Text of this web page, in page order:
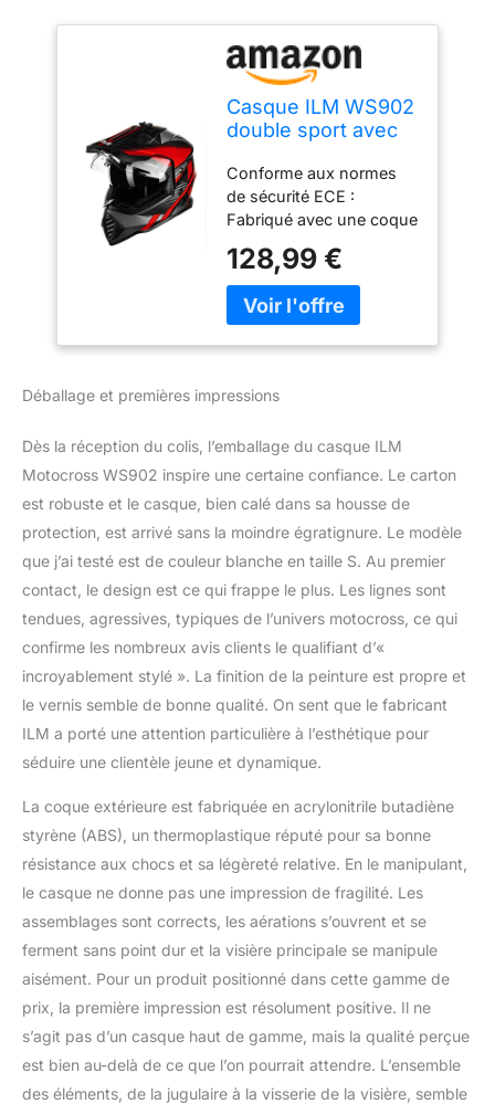
Casque ILM WS902
double sport avec
compatible Pinlock,
motoneige, VTT,
moto tout-terrain,
taille M
Conforme aux normes
de sécurité ECE :
Fabriqué avec une coque
en EPS pour maximiser la
protection en cas de
collision. Système à
surmontant un orifice
une excellente vision
périphérique et est livrée
avec un écran solaire
L'écran solaire interne
rabattable empêche le
soleil de pénétrer dans
vos yeux. Ventilation : Le
système de ventilation à
sept positions autour de
ce casque bi-sport
assure une entrée d'air
adéquate. Les
coussinets intérieurs
confortables et
amovibles ont moins de
points de tension sur le
cuir chevelu du porteur.
Fermeture rapide et
protège-menton
128,99 €
Déballage et premières impressions
Dès la réception du colis, l’emballage du casque ILM
Motocross WS902 inspire une certaine confiance. Le carton
est robuste et le casque, bien calé dans sa housse de
protection, est arrivé sans la moindre égratignure. Le modèle
que j’ai testé est de couleur blanche en taille S. Au premier
contact, le design est ce qui frappe le plus. Les lignes sont
tendues, agressives, typiques de l’univers motocross, ce qui
confirme les nombreux avis clients le qualifiant d’«
incroyablement stylé ». La finition de la peinture est propre et
le vernis semble de bonne qualité. On sent que le fabricant
ILM a porté une attention particulière à l’esthétique pour
séduire une clientèle jeune et dynamique.
La coque extérieure est fabriquée en acrylonitrile butadiène
styrène (ABS), un thermoplastique réputé pour sa bonne
résistance aux chocs et sa légèreté relative. En le manipulant,
le casque ne donne pas une impression de fragilité. Les
assemblages sont corrects, les aérations s’ouvrent et se
ferment sans point dur et la visière principale se manipule
aisément. Pour un produit positionné dans cette gamme de
prix, la première impression est résolument positive. Il ne
s’agit pas d’un casque haut de gamme, mais la qualité perçue
est bien au-delà de ce que l’on pourrait attendre. L’ensemble
des éléments, de la jugulaire à la visserie de la visière, semble